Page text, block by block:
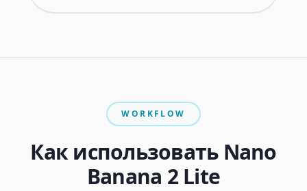
WORKFLOW
Как использовать Nano
Banana 2 Lite